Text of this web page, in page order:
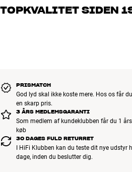
os, hvad du drømmer om – så finder vi
TOPKVALITET SIDEN
PRISMATCH
God lyd skal ikke koste mere. Hos os får
en skarp pris.
3 ÅRS MEDLEMSGARANTI
Som medlem af kundeklubben får du 1
køb
30 DAGES FULD RETURRET
I HiFi Klubben kan du teste dit nye udstyr
dage, inden du beslutter dig.